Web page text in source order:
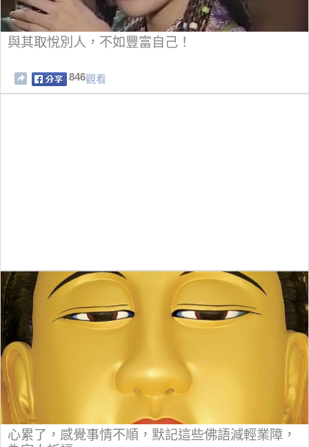
與其取悅別人，不如豐富自己！
846觀看
心累了，感覺事情不順，默記這些佛語減輕業障，